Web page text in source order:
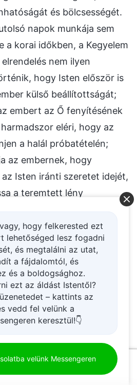
és bölcsességét.
napok munkája sem
a korai időkben, a Kegyelem
nem ilyen
hogy Isten először is
külső beállítottságát;
embert az Ő fenyítésének
eléri, hogy az
a halál próbatételén;
az embernek, hogy
Isten iránti szeretet idejét,
a teremtett lény
Isten szándékait, és
Őt; legvégül pedig
Ő nem a Kegyelem
mindezt, hanem a
megtervezni. A Sátán
Isten is. A Sátán kifejezésre
míg Isten
és létfontosságú
Ez a ma folyamatban lévő
pedig ugyanaz, amit
hogy felkerested ezt
lehetőséged lesz fogadni
és megtalálni az utat,
a fájdalomtól, és
és a boldogsághoz.
ezt az áldást Istentől?
– kattints az
vedd fel velünk a
keresztül!👇
velünk Messengeren
Tudnod kell, hogyan fejlődött az egész emberiség a mai napig